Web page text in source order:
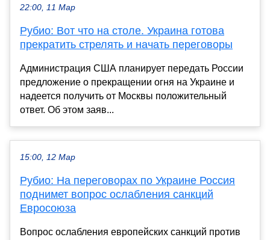
22:00, 11 Мар
Рубио: Вот что на столе. Украина готова
прекратить стрелять и начать переговоры
Администрация США планирует передать России
предложение о прекращении огня на Украине и
надеется получить от Москвы положительный
ответ. Об этом заяв...
15:00, 12 Мар
Рубио: На переговорах по Украине Россия
поднимет вопрос ослабления санкций
Евросоюза
Вопрос ослабления европейских санкций против